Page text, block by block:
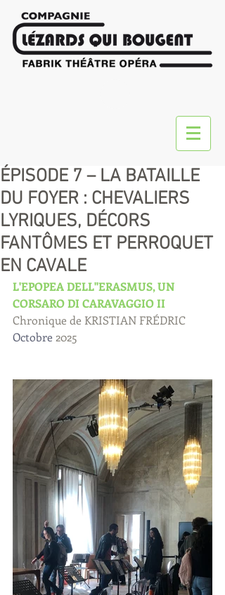
ÉPISODE 7 – LA BATAILLE
DU FOYER : CHEVALIERS
LYRIQUES, DÉCORS
FANTÔMES ET PERROQUET
EN CAVALE
L'EPOPEA DELL''ERASMUS, UN
CORSARO DI CARAVAGGIO II
Chronique de KRISTIAN FRÉDRIC
Octobre 2025